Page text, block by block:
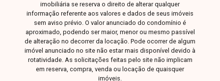
imobiliária se reserva o direito de alterar qualquer
informação referente aos valores e dados de seus imóveis
sem aviso prévio. O valor anunciado do condomínio é
aproximado, podendo ser maior, menor ou mesmo passível
de alteração no decorrer da locação. Pode ocorrer de algum
imóvel anunciado no site não estar mais disponível devido à
rotatividade. As solicitações feitas pelo site não implicam
em reserva, compra, venda ou locação de quaisquer
imóveis.